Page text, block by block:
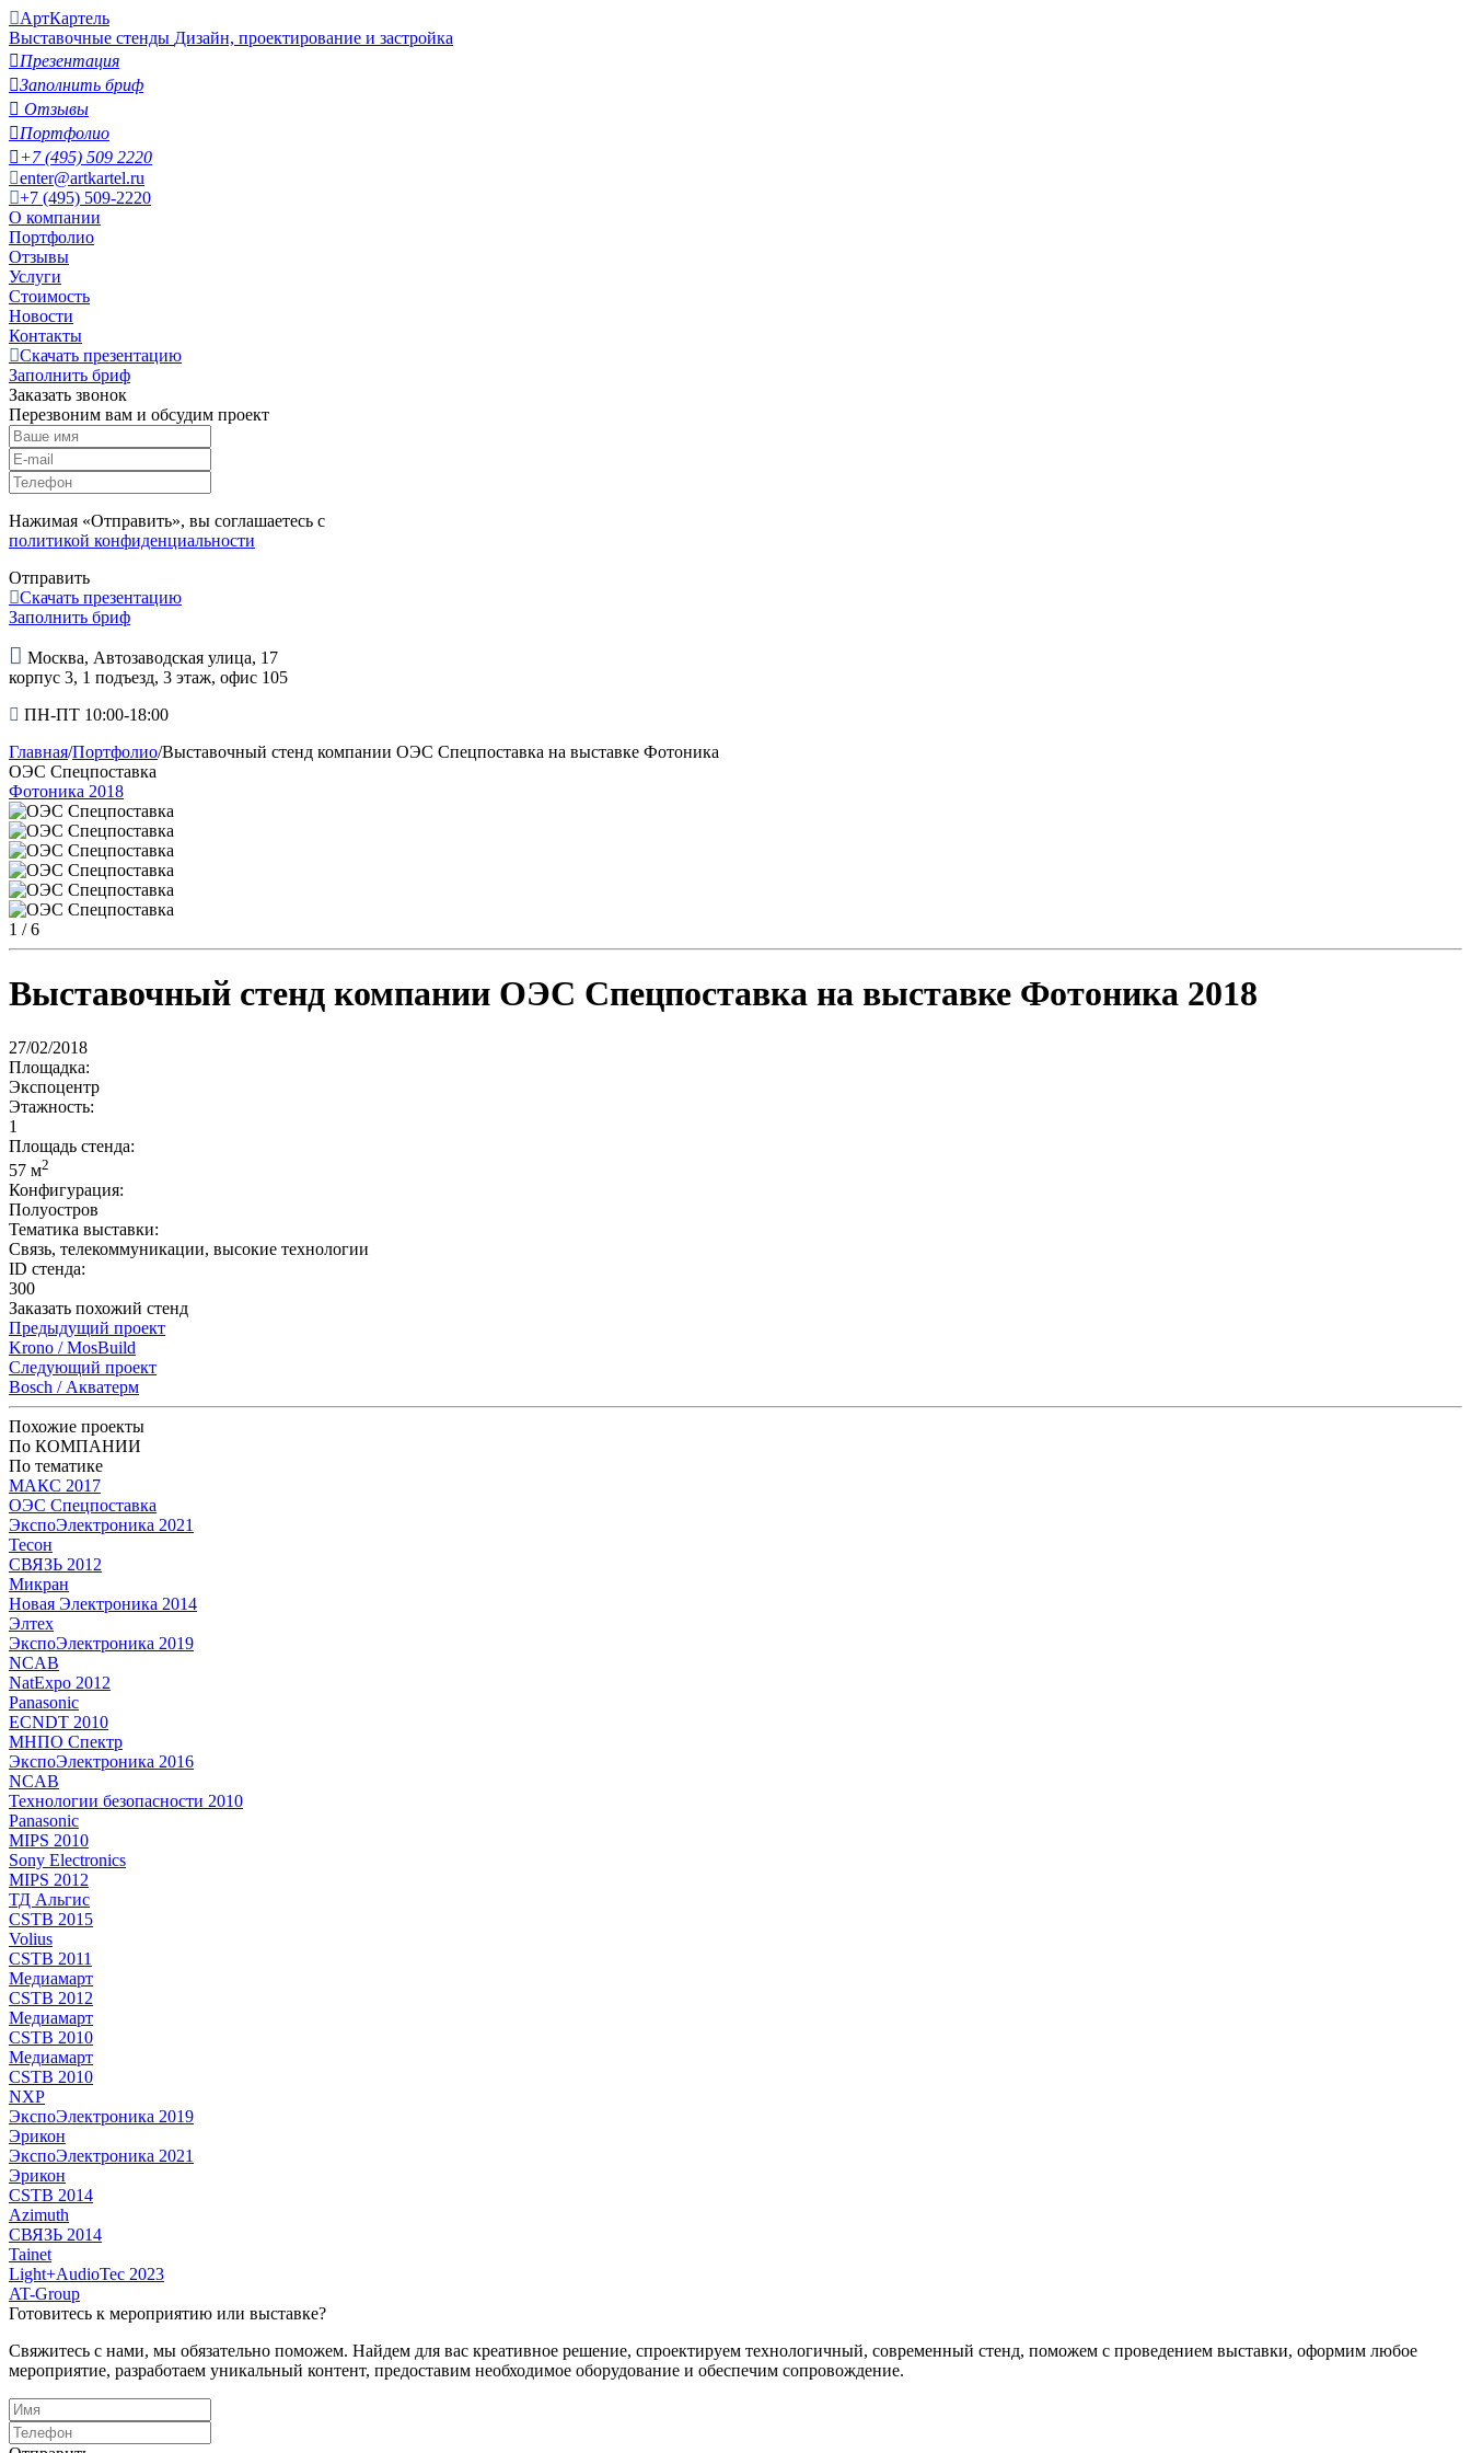
АртКартель
Выставочные стенды Дизайн, проектирование и застройка
Презентация
Заполнить бриф
 Отзывы
Портфолио
+7 (495) 509 2220
enter@artkartel.ru
+7 (495) 509-2220
О компании
Портфолио
Отзывы
Услуги
Стоимость
Новости
Контакты
Скачать презентацию
Заполнить бриф
Заказать звонок
Перезвоним вам и обсудим проект
Нажимая «Отправить», вы соглашаетесь с
политикой конфиденциальности
Отправить
Скачать презентацию
Заполнить бриф
Москва, Автозаводская улица, 17
корпус 3, 1 подъезд, 3 этаж, офис 105
ПН-ПТ 10:00-18:00
Главная/Портфолио/Выставочный стенд компании ОЭС Спецпоставка на выставке Фотоника
ОЭС Спецпоставка
Фотоника 2018
1 / 6
Выставочный стенд компании ОЭС Спецпоставка на выставке Фотоника 2018
27/02/2018
Площадка:
Экспоцентр
Этажность:
1
Площадь стенда:
57 м2
Конфигурация:
Полуостров
Тематика выставки:
Связь, телекоммуникации, высокие технологии
ID стенда:
300
Заказать похожий стенд
Предыдущий проект
Krono / MosBuild
Следующий проект
Bosch / Акватерм
Похожие проекты
По КОМПАНИИ
По тематике
МАКС 2017
ОЭС Спецпоставка
ЭкспоЭлектроника 2021
Тесон
СВЯЗЬ 2012
Микран
Новая Электроника 2014
Элтех
ЭкспоЭлектроника 2019
NCAB
NatExpo 2012
Panasonic
ECNDT 2010
МНПО Спектр
ЭкспоЭлектроника 2016
NCAB
Технологии безопасности 2010
Panasonic
MIPS 2010
Sony Electronics
MIPS 2012
ТД Альгис
CSTB 2015
Volius
CSTB 2011
Медиамарт
CSTB 2012
Медиамарт
CSTB 2010
Медиамарт
CSTB 2010
NXP
ЭкспоЭлектроника 2019
Эрикон
ЭкспоЭлектроника 2021
Эрикон
CSTB 2014
Azimuth
СВЯЗЬ 2014
Tainet
Light+AudioTec 2023
AT-Group
Готовитесь к мероприятию или выставке?
Свяжитесь с нами, мы обязательно поможем. Найдем для вас креативное решение, спроектируем технологичный, современный стенд, поможем с проведением выставки, оформим любое
мероприятие, разработаем уникальный контент, предоставим необходимое оборудование и обеспечим сопровождение.